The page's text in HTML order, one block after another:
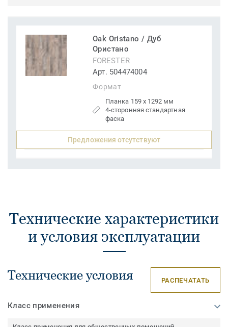
Oak Oristano / Дуб
Ористано
FORESTER
Арт. 504474004
Формат
Планка 159 x 1292 мм
4-сторонняя стандартная
фаска
Предложения отсутствуют
Технические характеристики
и условия эксплуатации
Технические условия РАСПЕЧАТАТЬ
Класс применения